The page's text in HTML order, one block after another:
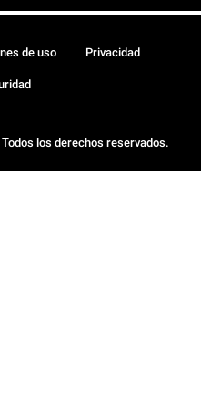
los derechos reservados.
de uso Privacidad